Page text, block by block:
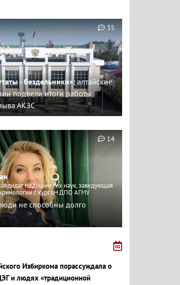
- бездельники»:алтайские
подвели итоги работы
АКЗС
35
медицинских наук, заведующая
с курсом ДПО АГМУ
не способны долго
14
Избиркома порассуждала о
и людях «традиционной